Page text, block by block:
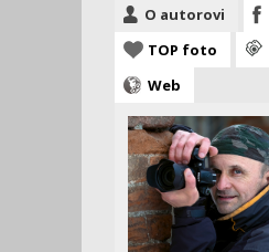
O autorovi
TOP foto
Web